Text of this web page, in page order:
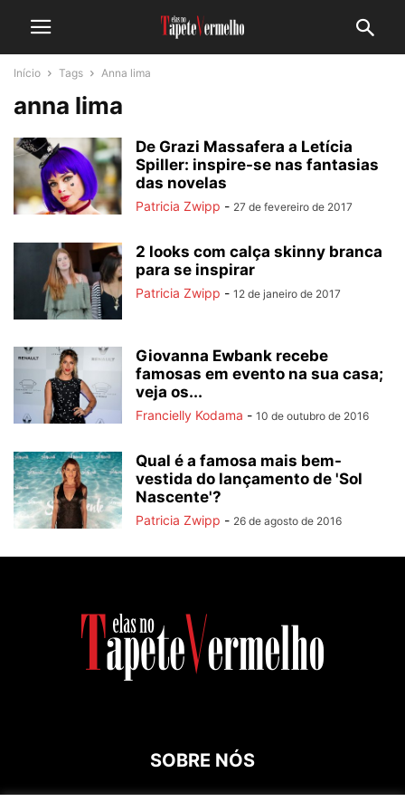
Início Tags Anna lima
anna lima
De Grazi Massafera a Letícia
Spiller: inspire-se nas fantasias
das novelas
Patricia Zwipp - 27 de fevereiro de 2017
2 looks com calça skinny branca
para se inspirar
Patricia Zwipp - 12 de janeiro de 2017
Giovanna Ewbank recebe
famosas em evento na sua casa;
veja os...
Francielly Kodama - 10 de outubro de 2016
Qual é a famosa mais bem-
vestida do lançamento de 'Sol
Nascente'?
Patricia Zwipp - 26 de agosto de 2016
SOBRE NÓS